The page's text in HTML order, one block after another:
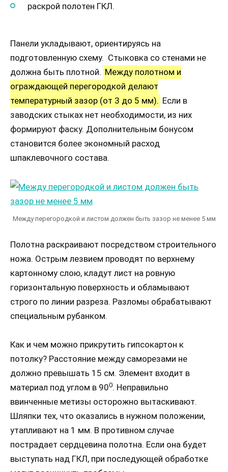
раскрой полотен ГКЛ.
Панели укладывают, ориентируясь на
подготовленную схему. Стыковка со стенами не
должна быть плотной. Между полотном и
ограждающей перегородкой делают
температурный зазор (от 3 до 5 мм). Если в
заводских стыках нет необходимости, из них
формируют фаску. Дополнительным бонусом
становится более экономный расход
шпаклевочного состава.
Между перегородкой и листом должен быть зазор не менее 5 мм
Полотна раскраивают посредством строительного
ножа. Острым лезвием проводят по верхнему
картонному слою, кладут лист на ровную
горизонтальную поверхность и обламывают
строго по линии разреза. Разломы обрабатывают
специальным рубанком.
Как и чем можно прикрутить гипсокартон к
потолку? Расстояние между саморезами не
должно превышать 15 см. Элемент входит в
материал под углом в 900. Неправильно
ввинченные метизы осторожно вытаскивают.
Шляпки тех, что оказались в нужном положении,
утапливают на 1 мм. В противном случае
пострадает сердцевина полотна. Если она будет
выступать над ГКЛ, при последующей обработке